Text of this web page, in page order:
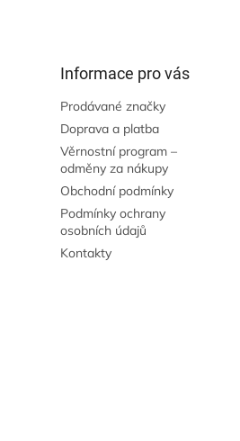
Informace pro vás
Prodávané značky
Doprava a platba
Věrnostní program –
odměny za nákupy
Obchodní podmínky
Podmínky ochrany
osobních údajů
Kontakty